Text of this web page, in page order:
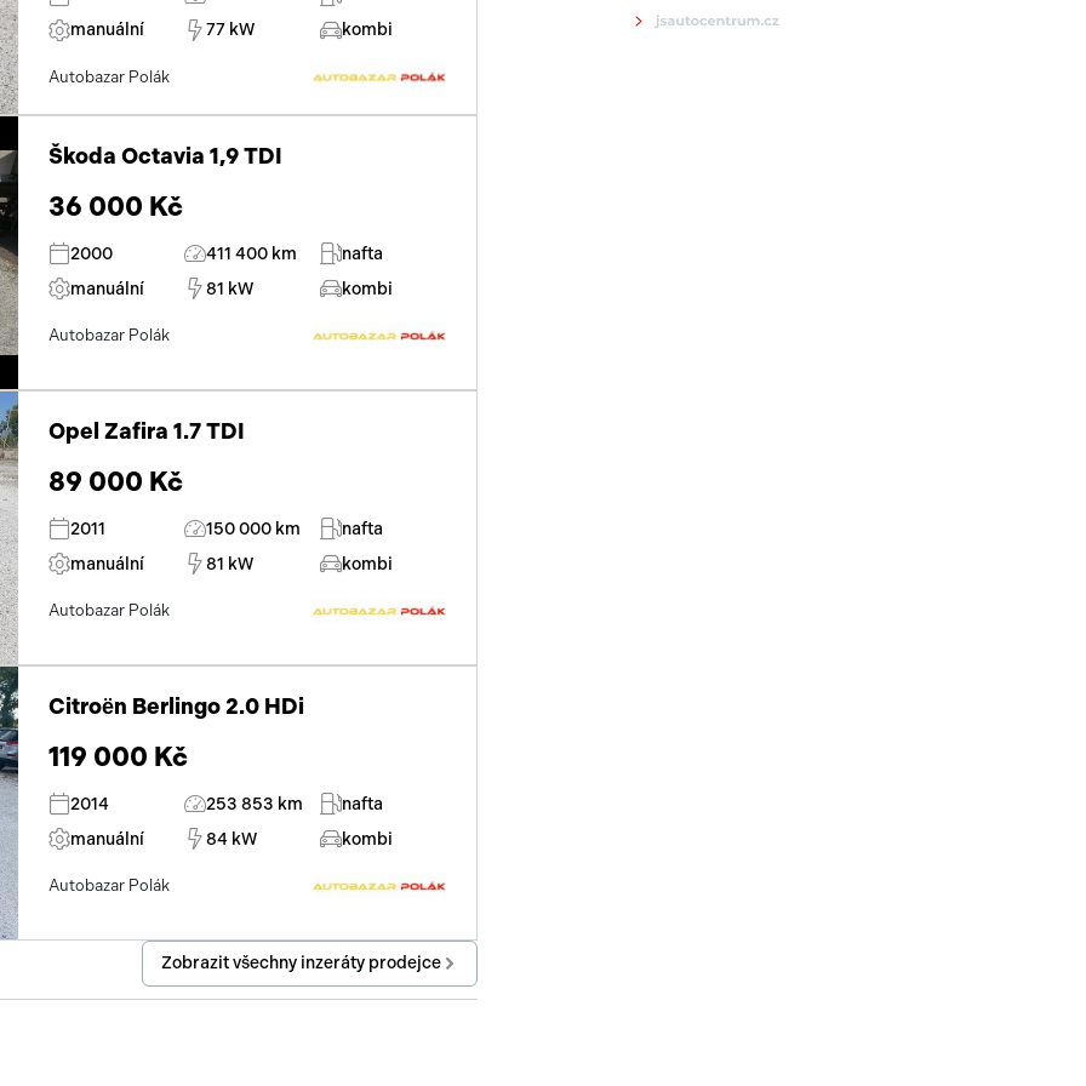
manuální
77 kW kombi
Autobazar Polák
Škoda Octavia 1,9 TDI
36 000 Kč
2000 411 400 km
nafta
manuální
81 kW kombi
Autobazar Polák
Opel Zafira 1.7 TDI
89 000 Kč
2011 150 000 km
nafta
manuální
81 kW kombi
Autobazar Polák
Citroën Berlingo 2.0 HDi
119 000 Kč
2014 253 853 km
nafta
manuální
84 kW kombi
Autobazar Polák
Zobrazit všechny inzeráty prodejce